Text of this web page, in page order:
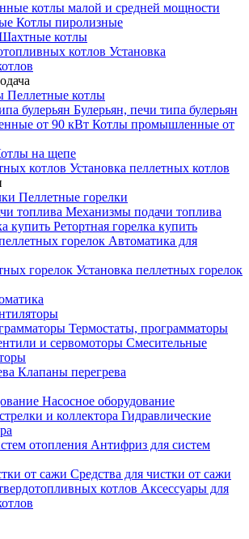
котлы малой и средней мощности
Котлы пиролизные
котлы
Установка
Пеллетные котлы
Булерьян, печи типа булерьян
Котлы промышленные от
на щепе
Установка пеллетных котлов
Пеллетные горелки
Механизмы подачи топлива
Ретортная горелка купить
Автоматика для
Установка пеллетных горелок
Термостаты, программаторы
Смесительные
Клапаны перегрева
Насосное оборудование
Гидравлические
Антифриз для систем
Средства для чистки от сажи
Аксессуары для